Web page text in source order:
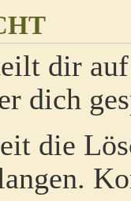
dir
dich
die